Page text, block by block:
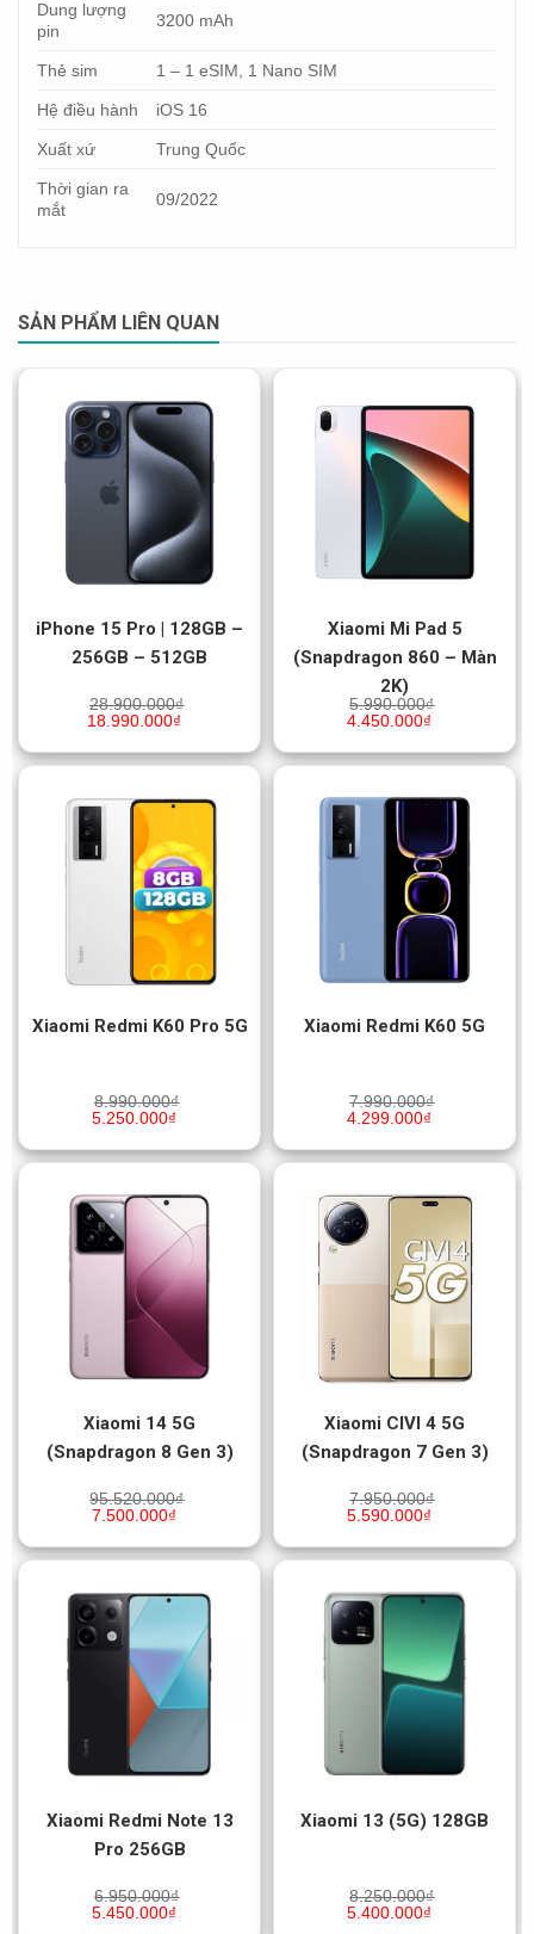
Dung lượng
pin
3200 mAh
Thẻ sim 1 – 1 eSIM, 1 Nano SIM
Hệ điều hành iOS 16
Xuất xứ Trung Quốc
Thời gian ra
mắt
09/2022
SẢN PHẨM LIÊN QUAN
iPhone 15 Pro | 128GB –
256GB – 512GB
28.900.000₫
18.990.000₫
Xiaomi Mi Pad 5
(Snapdragon 860 – Màn
2K)
5.990.000₫
4.450.000₫
Xiaomi Redmi K60 Pro 5G
8.990.000₫
5.250.000₫
Xiaomi Redmi K60 5G
7.990.000₫
4.299.000₫
Xiaomi 14 5G
(Snapdragon 8 Gen 3)
95.520.000₫
7.500.000₫
Xiaomi CIVI 4 5G
(Snapdragon 7 Gen 3)
7.950.000₫
5.590.000₫
Xiaomi Redmi Note 13
Pro 256GB
6.950.000₫
5.450.000₫
Xiaomi 13 (5G) 128GB
8.250.000₫
5.400.000₫